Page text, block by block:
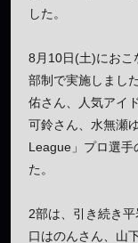
した。
8月10日(土)におこ
部制で実施しまし
佑さん、人気アイ
可鈴さん、水無瀬
League」プロ選手
た。
2部は、引き続き
口はのんさん、山